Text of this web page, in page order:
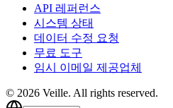
API 레퍼런스
시스템 상태
데이터 수정 요청
무료 도구
임시 이메일 제공업체
© 2026 Veille. All rights reserved.